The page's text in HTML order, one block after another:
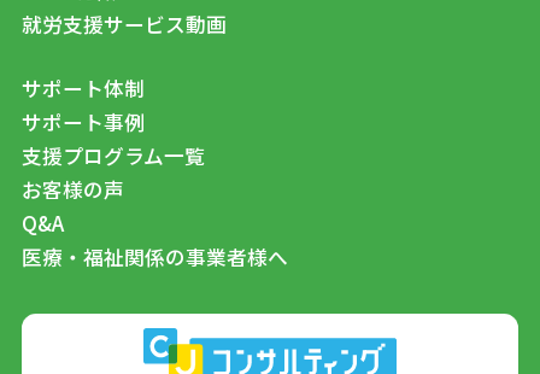
就労支援サービス動画
サポート体制
サポート事例
支援プログラム一覧
お客様の声
Q&A
医療・福祉関係の事業者様へ